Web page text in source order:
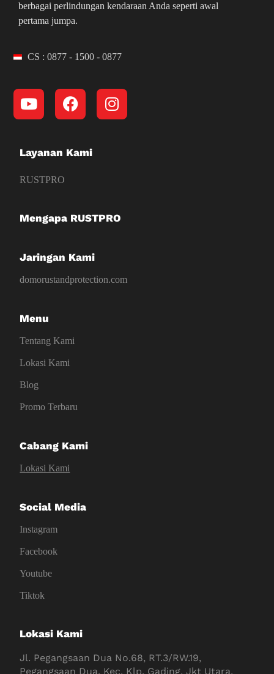
berbagai perlindungan kendaraan Anda seperti awal
pertama jumpa.
CS : 0877 - 1500 - 0877
Layanan Kami
RUSTPRO
Mengapa RUSTPRO
Jaringan Kami
domorustandprotection.com
Menu
Tentang Kami
Lokasi Kami
Blog
Promo Terbaru
Cabang Kami
Lokasi Kami
Social Media
Instagram
Facebook
Youtube
Tiktok
Lokasi Kami
Jl. Pegangsaan Dua No.68, RT.3/RW.19,
Pegangsaan Dua, Kec. Klp. Gading, Jkt Utara,